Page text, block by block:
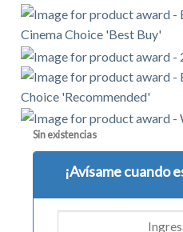
Sin existencias
¡Avísame cuando